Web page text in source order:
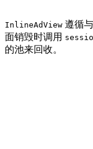
InlineAdView 遵循
面销毁时调用
的池来回收。